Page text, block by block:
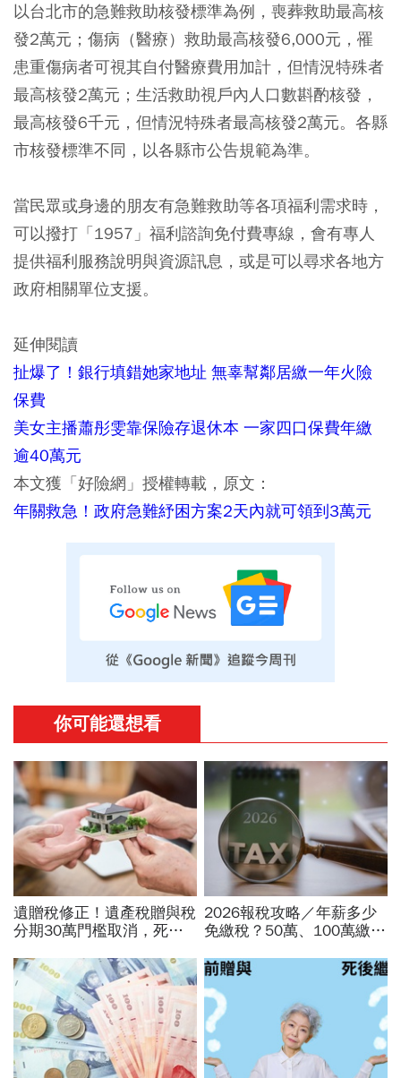
以台北市的急難救助核發標準為例，喪葬救助最高核
發2萬元；傷病（醫療）救助最高核發6,000元，罹
患重傷病者可視其自付醫療費用加計，但情況特殊者
最高核發2萬元；生活救助視戶內人口數斟酌核發，
最高核發6千元，但情況特殊者最高核發2萬元。各縣
市核發標準不同，以各縣市公告規範為準。
當民眾或身邊的朋友有急難救助等各項福利需求時，
可以撥打「1957」福利諮詢免付費專線，會有專人
提供福利服務說明與資源訊息，或是可以尋求各地方
政府相關單位支援。
延伸閱讀
扯爆了！銀行填錯她家地址 無辜幫鄰居繳一年火險
保費
美女主播蕭彤雯靠保險存退休本 一家四口保費年繳
逾40萬元
本文獲「好險網」授權轉載，原文：
年關救急！政府急難紓困方案2天內就可領到3萬元